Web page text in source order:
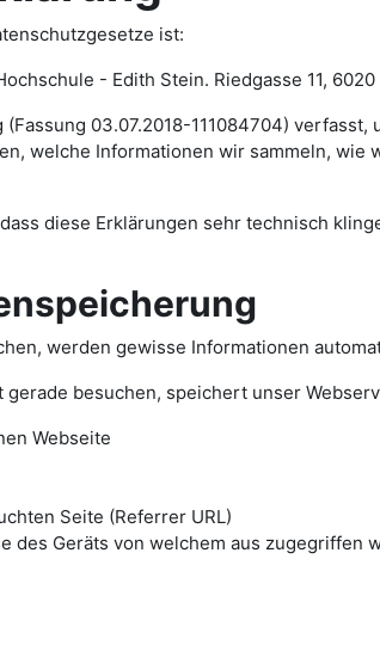
ist:
- Edith Stein. Riedgasse 11,
03.07.2018-111084704)
welche Informationen wir sammeln, wie
diese Erklärungen sehr technisch
werden gewisse Informationen
besuchen, speichert unser
Webseite
Seite (Referrer URL)
des Geräts von welchem aus zugegriffen